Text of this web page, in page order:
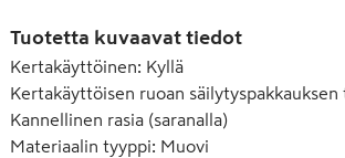
Tuotetta kuvaavat tiedot
Kertakäyttöinen: Kyllä
Kertakäyttöisen ruoan säilytyspakkauksen
Kannellinen rasia (saranalla)
Materiaalin tyyppi: Muovi